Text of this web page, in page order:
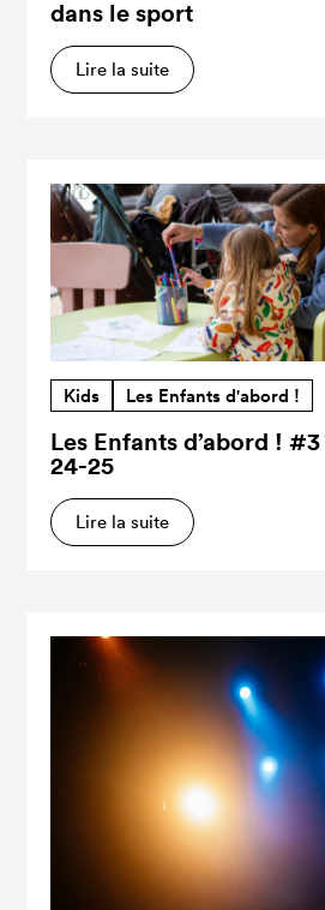
dans le sport
Lire la suite
Kids Les Enfants d'abord !
Les Enfants d’abord !
24-25
Lire la suite